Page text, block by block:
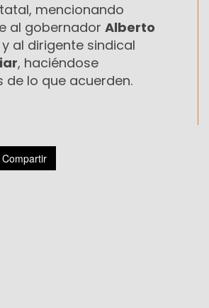
mencionando
al gobernador Alberto
y al dirigente sindical
, haciéndose
de lo que acuerden.
Compartir